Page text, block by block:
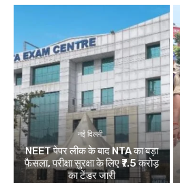
नई दिल्ली
NEET पेपर लीक के बाद NTA का बड़ा
फैसला, परीक्षा सुरक्षा के लिए ₹7.5 करोड़
का टेंडर जारी